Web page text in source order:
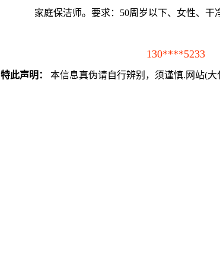
家庭保洁师。要求：50周岁以下、女性、干
130****5233
特此声明： 本信息真伪请自行辨别，须谨慎.网站(